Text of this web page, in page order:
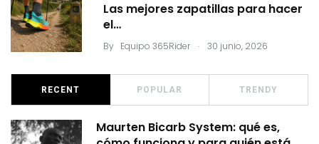
Las mejores zapatillas para hacer
el…
By Equipo 365Rider . 30 junio, 2026
RECENT POPULAR TRENDY
Maurten Bicarb System: qué es,